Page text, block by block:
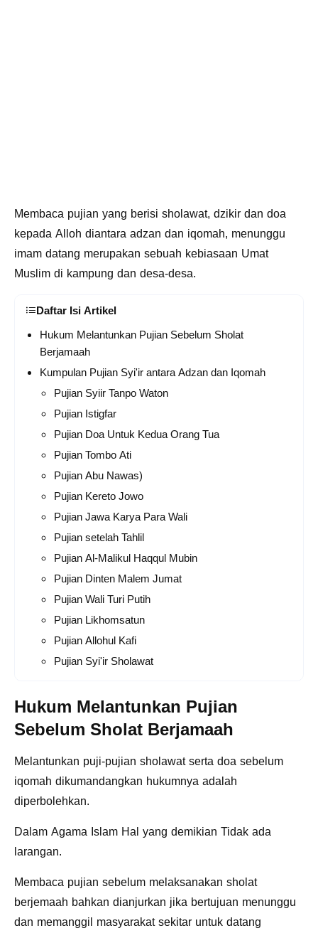
Membaca pujian yang berisi sholawat, dzikir dan doa
kepada Alloh diantara adzan dan iqomah, menunggu
imam datang merupakan sebuah kebiasaan Umat
Muslim di kampung dan desa-desa.
Daftar Isi Artikel
Hukum Melantunkan Pujian Sebelum Sholat
Berjamaah
Kumpulan Pujian Syi'ir antara Adzan dan Iqomah
Pujian Syiir Tanpo Waton
Pujian Istigfar
Pujian Doa Untuk Kedua Orang Tua
Pujian Tombo Ati
Pujian Abu Nawas)
Pujian Kereto Jowo
Pujian Jawa Karya Para Wali
Pujian setelah Tahlil
Pujian Al-Malikul Haqqul Mubin
Pujian Dinten Malem Jumat
Pujian Wali Turi Putih
Pujian Likhomsatun
Pujian Allohul Kafi
Pujian Syi'ir Sholawat
Hukum Melantunkan Pujian
Sebelum Sholat Berjamaah
Melantunkan puji-pujian sholawat serta doa sebelum
iqomah dikumandangkan hukumnya adalah
diperbolehkan.
Dalam Agama Islam Hal yang demikian Tidak ada
larangan.
Membaca pujian sebelum melaksanakan sholat
berjemaah bahkan dianjurkan jika bertujuan menunggu
dan memanggil masyarakat sekitar untuk datang